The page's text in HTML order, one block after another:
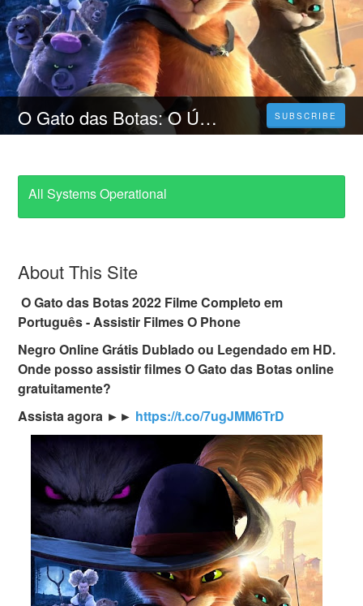
O Gato das Botas: O Último Desejo (2023) Filme Completo Online Dublado em Portugues SUBSCRIBE
All Systems Operational
About This Site
O Gato das Botas 2022 Filme Completo em
Português - Assistir Filmes O Phone
Negro Online Grátis Dublado ou Legendado em HD.
Onde posso assistir filmes O Gato das Botas online
gratuitamente?
Assista agora ►► https://t.co/7ugJMM6TrD